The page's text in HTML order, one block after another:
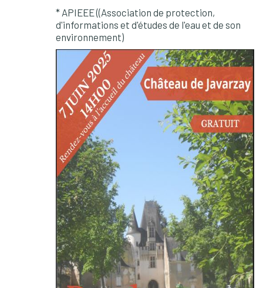
* APIEEE ((Association de protection,
d'informations et d'études de l'eau et de son
environnement)